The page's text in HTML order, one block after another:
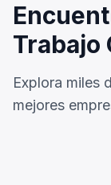
Trabajo
Explora miles
mejores